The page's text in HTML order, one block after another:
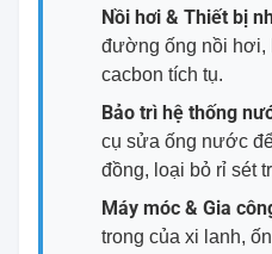
Nồi hơi & Thiết bị
đường ống nồi hơi,
cacbon tích tụ.
Bảo trì hệ thống
cụ sửa ống nước
đồng, loại bỏ rỉ sét
Máy móc & Gia
trong của xi lanh,